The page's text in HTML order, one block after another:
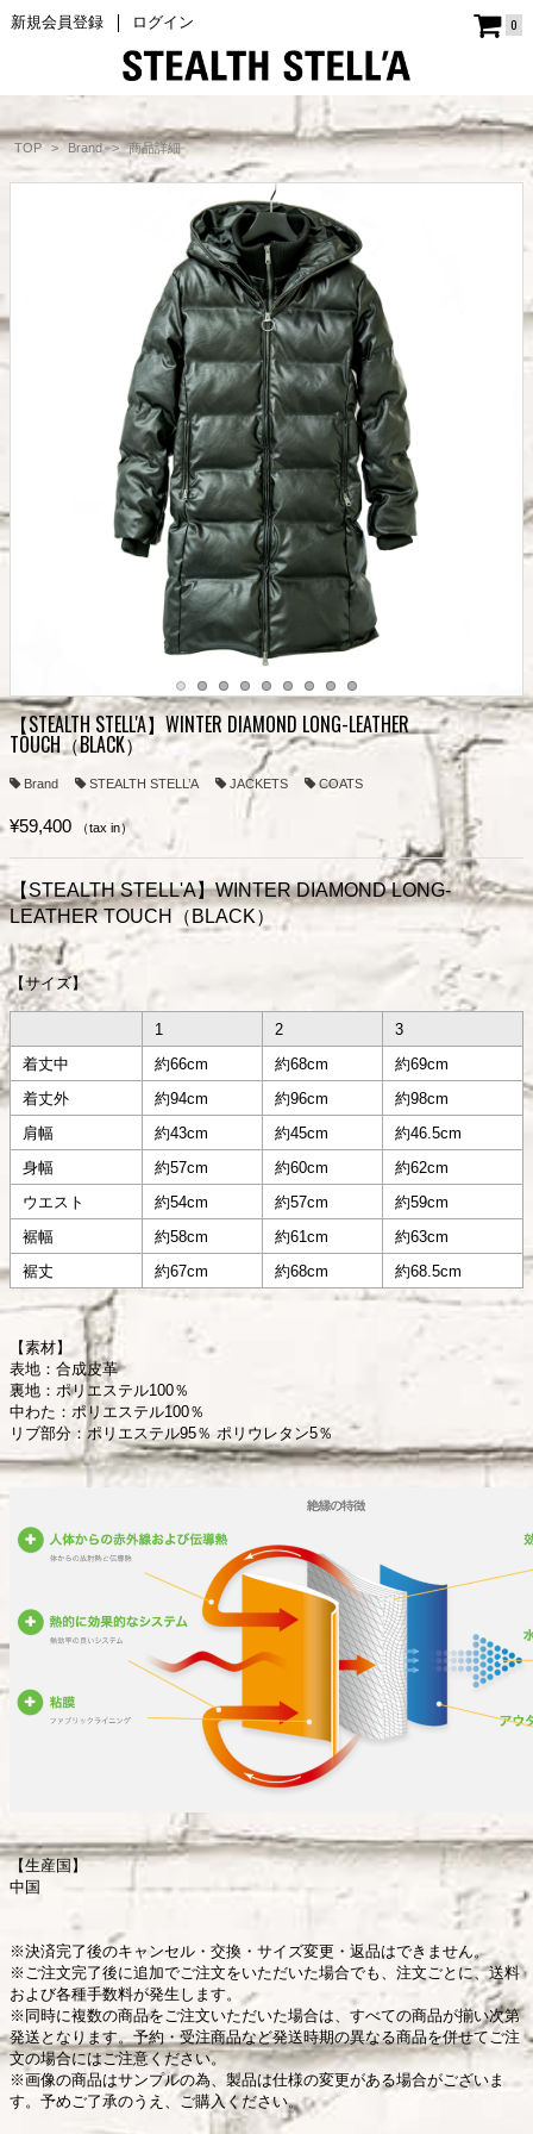
新規会員登録 ログイン 0
TOP Brand 商品詳細
【STEALTH STELL'A】WINTER DIAMOND LONG-LEATHER
TOUCH（BLACK）
Brand STEALTH STELL’A JACKETS COATS
¥59,400 （tax in）
【STEALTH STELL'A】WINTER DIAMOND LONG-
LEATHER TOUCH（BLACK）
【サイズ】
1 2
3
着丈中
約66cm 約68cm
約69cm
着丈外
約94cm 約96cm
約98cm
肩幅
約43cm 約45cm
約46.5cm
身幅
約57cm 約60cm
約62cm
ウエスト
約54cm 約57cm
約59cm
裾幅
約58cm 約61cm
約63cm
裾丈
約67cm 約68cm 約68.5cm
【素材】
表地：合成皮革
裏地：ポリエステル100％
中わた：ポリエステル100％
リブ部分：ポリエステル95％ ポリウレタン5％
【生産国】
中国
※決済完了後のキャンセル・交換・サイズ変更・返品はできません。
※ご注文完了後に追加でご注文をいただいた場合でも、注文ごとに、送料
および各種手数料が発生します。
※同時に複数の商品をご注文いただいた場合は、すべての商品が揃い次第
発送となります。予約・受注商品など発送時期の異なる商品を併せてご注
文の場合にはご注意ください。
※画像の商品はサンプルの為、製品は仕様の変更がある場合がございま
す。予めご了承のうえ、ご購入ください。